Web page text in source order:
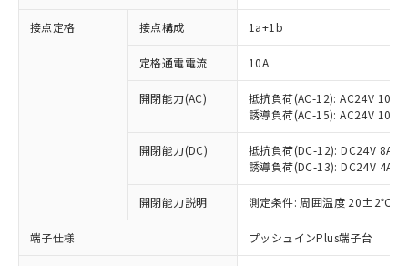
接点定格 接点構成 1a+1b
定格通電電流 10A
開閉能力(AC)
抵抗負荷(AC-12): AC24V 10A/
誘導負荷(AC-15): AC24V
開閉能力(DC)
抵抗負荷(DC-12): DC24V 8A/
誘導負荷(DC-13): DC24V 4A/
開閉能力説明 測定条件: 周囲温度 20±2℃、
端子仕様 プッシュインPlus端子台
※1 対応状況
対応済み：EU RoHS指令（10物質）の
非含有に対応した製品が提供可能な商品で